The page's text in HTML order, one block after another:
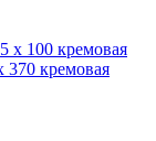
370 кремовая